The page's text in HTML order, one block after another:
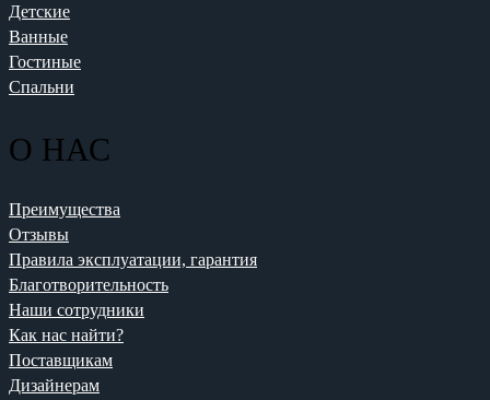
Детские
Ванные
Гостиные
Спальни
О НАС
Преимущества
Отзывы
Правила эксплуатации, гарантия
Благотворительность
Наши сотрудники
Как нас найти?
Поставщикам
Дизайнерам